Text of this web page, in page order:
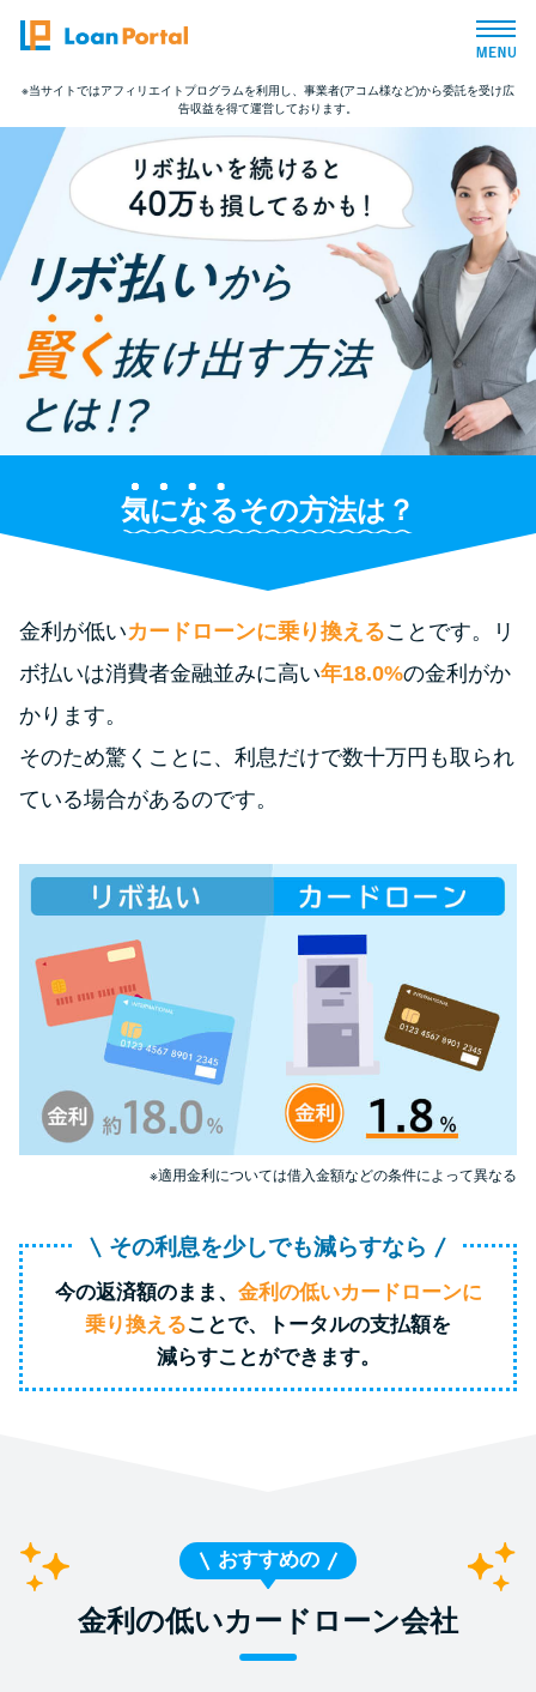
トップページ
おすすめコンテンツ
総合人気ランキング
とにかくすぐ借りたい方向け
バレずに借りたい方向け
審査が不安な方向け
カードローンQ&A
特集ページ
リボ払いをそのまま払いきると
最速！最短40分で借りられるカ
ードローン
特集ページ一覧
の理由
その他コラム
今月の家賃払えない…2ヵ月目に
※当サイトではアフィリエイトプログラムを利用し、事業者(アコム様など)から委託を受け広
告収益を得て運営しております。
気になるその方法は？
金利が低いカードローンに乗り換えることです。リ
ボ払いは消費者金融並みに高い年18.0%の金利がか
かります。
そのため驚くことに、利息だけで数十万円も取られ
ている場合があるのです。
※適用金利については借入金額などの条件によって異なる
その利息を少しでも減らすなら
今の返済額のまま、 金利の低いカードローンに
乗り換えることで、トータルの支払額を
減らすことができます。
おすすめの
金利の低いカードローン会社